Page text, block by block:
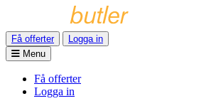
Få offerter
Logga in
Menu
Få offerter
Logga in